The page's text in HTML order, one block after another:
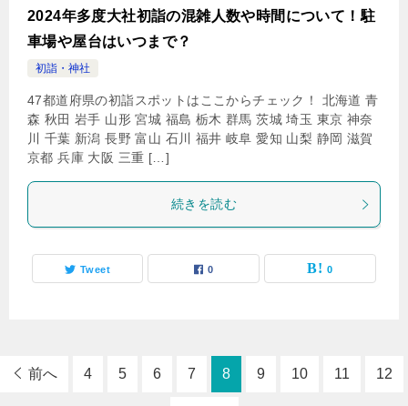
2024年多度大社初詣の混雑人数や時間について！駐
車場や屋台はいつまで？
初詣・神社
47都道府県の初詣スポットはここからチェック！ 北海道 青
森 秋田 岩手 山形 宮城 福島 栃木 群馬 茨城 埼玉 東京 神奈
川 千葉 新潟 長野 富山 石川 福井 岐阜 愛知 山梨 静岡 滋賀
京都 兵庫 大阪 三重 […]
続きを読む
Tweet 0 0
前へ 4 5 6 7 8 9 10 11 12